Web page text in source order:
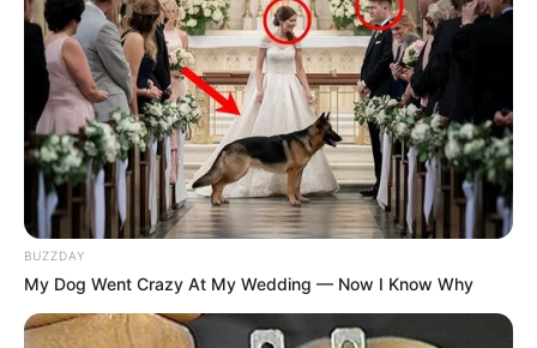
8 HELLES
2 SEA BREAKER
10 EBAUCHE
3 MARELIE
6 CLAIR DE LUNE
7 RUE DE L’AUDE
A découvrir cetteBase Quinté et l’Outsider du jour.
PRIX DEAUVILLE TATTOO FESTIVAL
BUZZDAY
My Dog Went Crazy At My Wedding — Now I Know Why